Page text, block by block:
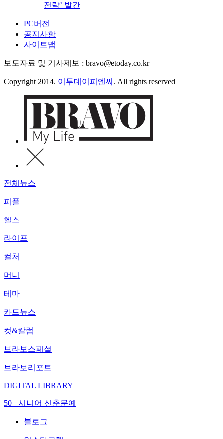
전략’ 발간
PC버전
공지사항
사이트맵
보도자료 및 기사제보 : bravo@etoday.co.kr
Copyright 2014. 이투데이피엔씨 . All rights reserved
전체뉴스
피플
헬스
라이프
컬처
머니
테마
카드뉴스
컷&칼럼
브라보스페셜
브라보리포트
DIGITAL LIBRARY
50+ 시니어 신춘문예
블로그